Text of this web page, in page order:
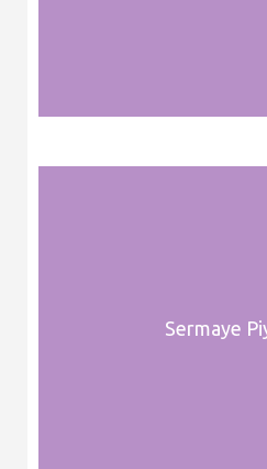
Sermaye